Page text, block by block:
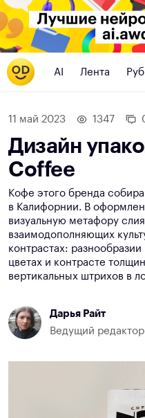
AI Лента
11 май 2023 1347
Дизайн
Coffee
Кофе этого бренда
в Калифорнии. В
визуальную метафору
взаимодополняющих
контрастах:
цветах и контрасте
вертикальных штрихов в
Дарья Райт
Ведущий